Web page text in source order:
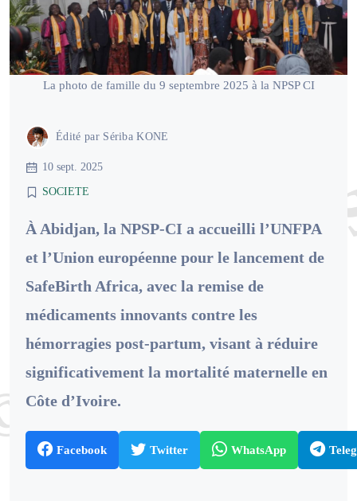
La photo de famille du 9 septembre 2025 à la NPSP CI
Édité par Sériba KONE
10 sept. 2025
SOCIETE
À Abidjan, la NPSP-CI a accueilli l’UNFPA
et l’Union européenne pour le lancement de
SafeBirth Africa, avec la remise de
médicaments innovants contre les
hémorragies post-partum, visant à réduire
significativement la mortalité maternelle en
Côte d’Ivoire.
Facebook Twitter WhatsApp